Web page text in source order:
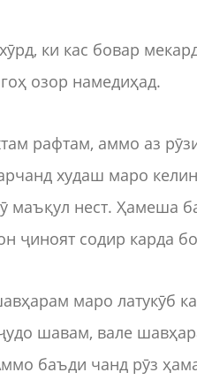
ки кас бовар
озор намедиҳад.
рафтам, аммо аз
худаш маро
маъқул нест. Ҳамеша
ҷиноят содир карда
маро латукӯб
шавам, вале
баъди чанд рӯз